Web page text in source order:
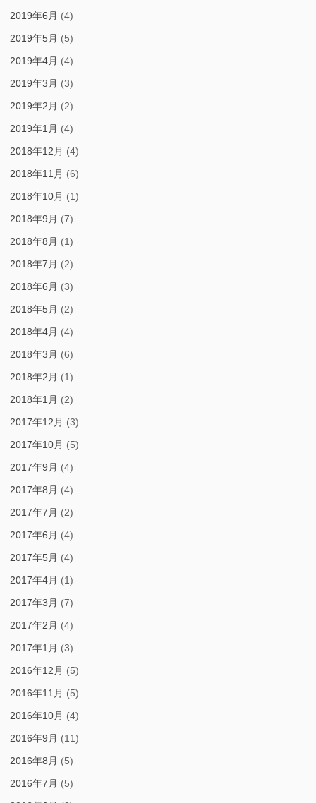
2019年6月 (4)
2019年5月 (5)
2019年4月 (4)
2019年3月 (3)
2019年2月 (2)
2019年1月 (4)
2018年12月 (4)
2018年11月 (6)
2018年10月 (1)
2018年9月 (7)
2018年8月 (1)
2018年7月 (2)
2018年6月 (3)
2018年5月 (2)
2018年4月 (4)
2018年3月 (6)
2018年2月 (1)
2018年1月 (2)
2017年12月 (3)
2017年10月 (5)
2017年9月 (4)
2017年8月 (4)
2017年7月 (2)
2017年6月 (4)
2017年5月 (4)
2017年4月 (1)
2017年3月 (7)
2017年2月 (4)
2017年1月 (3)
2016年12月 (5)
2016年11月 (5)
2016年10月 (4)
2016年9月 (11)
2016年8月 (5)
2016年7月 (5)